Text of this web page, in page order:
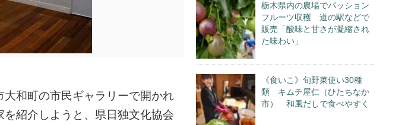
和町の市民ギャラリーで開かれ
紹介しようと、県日独文化協会
栃木県内の農場でパッション
フルーツ収穫 道の駅などで
販売「酸味と甘さが凝縮され
た味わい」
《食いこ》旬野菜使い30種
類 キムチ屋仁（ひたちなか
市） 和風だしで食べやすく